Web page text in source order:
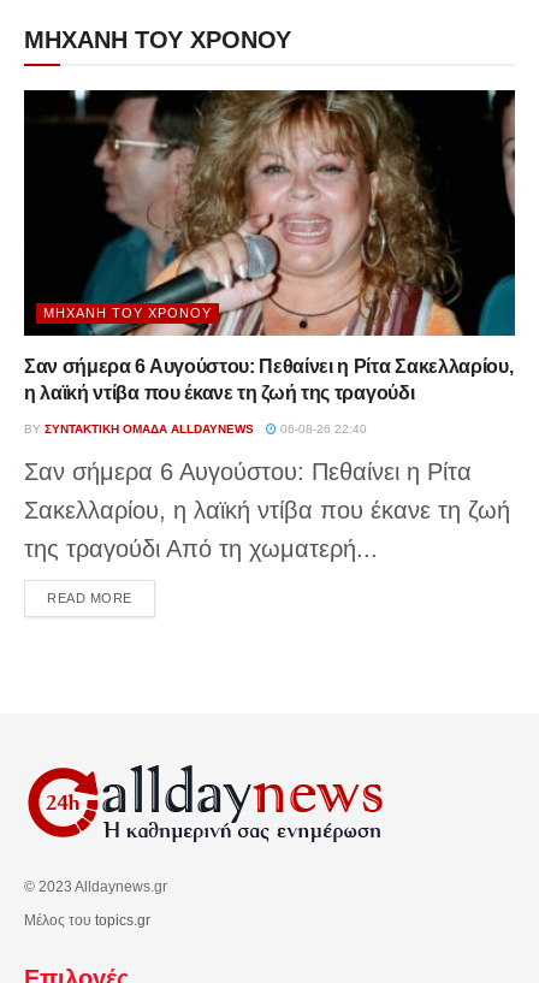
ΜΗΧΑΝΗ ΤΟΥ ΧΡΟΝΟΥ
ΜΗΧΑΝΉ ΤΟΥ ΧΡΌΝΟΥ
Σαν σήμερα 6 Αυγούστου: Πεθαίνει η Ρίτα Σακελλαρίου,
η λαϊκή ντίβα που έκανε τη ζωή της τραγούδι
BY ΣΥΝΤΑΚΤΙΚΉ ΟΜΆΔΑ ALLDAYNEWS 06-08-26 22:40
Σαν σήμερα 6 Αυγούστου: Πεθαίνει η Ρίτα
Σακελλαρίου, η λαϊκή ντίβα που έκανε τη ζωή
της τραγούδι Από τη χωματερή...
READ MOREDETAILS
© 2023 Alldaynews.gr
Μέλος του topics.gr